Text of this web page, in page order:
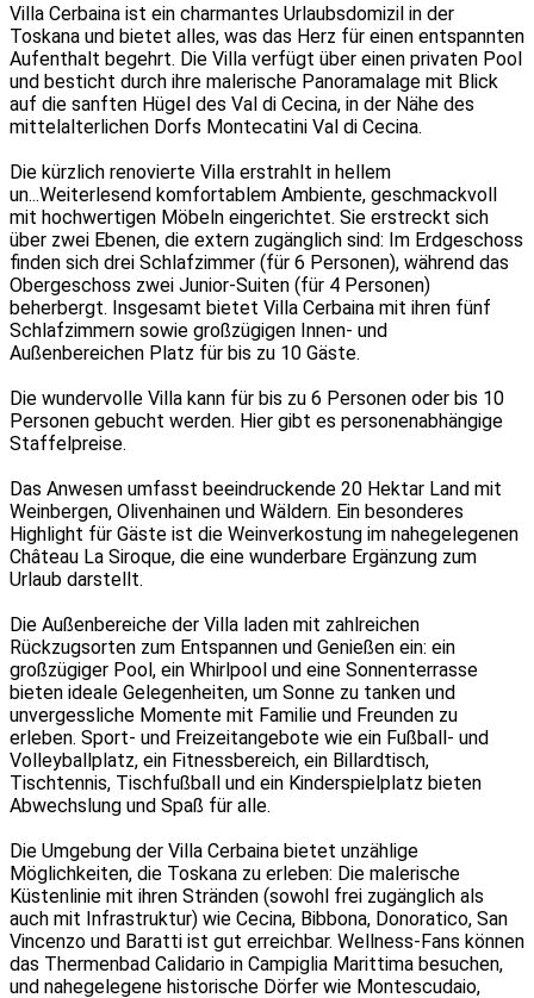
Villa Cerbaina ist ein charmantes Urlaubsdomizil in der
Toskana und bietet alles, was das Herz für einen entspannten
Aufenthalt begehrt. Die Villa verfügt über einen privaten Pool
und besticht durch ihre malerische Panoramalage mit Blick
auf die sanften Hügel des Val di Cecina, in der Nähe des
mittelalterlichen Dorfs Montecatini Val di Cecina.
Die kürzlich renovierte Villa erstrahlt in hellem
un...Weiterlesend komfortablem Ambiente, geschmackvoll
mit hochwertigen Möbeln eingerichtet. Sie erstreckt sich
über zwei Ebenen, die extern zugänglich sind: Im Erdgeschoss
finden sich drei Schlafzimmer (für 6 Personen), während das
Obergeschoss zwei Junior-Suiten (für 4 Personen)
beherbergt. Insgesamt bietet Villa Cerbaina mit ihren fünf
Schlafzimmern sowie großzügigen Innen- und
Außenbereichen Platz für bis zu 10 Gäste.
Die wundervolle Villa kann für bis zu 6 Personen oder bis 10
Personen gebucht werden. Hier gibt es personenabhängige
Staffelpreise.
Das Anwesen umfasst beeindruckende 20 Hektar Land mit
Weinbergen, Olivenhainen und Wäldern. Ein besonderes
Highlight für Gäste ist die Weinverkostung im nahegelegenen
Château La Siroque, die eine wunderbare Ergänzung zum
Urlaub darstellt.
Die Außenbereiche der Villa laden mit zahlreichen
Rückzugsorten zum Entspannen und Genießen ein: ein
großzügiger Pool, ein Whirlpool und eine Sonnenterrasse
bieten ideale Gelegenheiten, um Sonne zu tanken und
unvergessliche Momente mit Familie und Freunden zu
erleben. Sport- und Freizeitangebote wie ein Fußball- und
Volleyballplatz, ein Fitnessbereich, ein Billardtisch,
Tischtennis, Tischfußball und ein Kinderspielplatz bieten
Abwechslung und Spaß für alle.
Die Umgebung der Villa Cerbaina bietet unzählige
Möglichkeiten, die Toskana zu erleben: Die malerische
Küstenlinie mit ihren Stränden (sowohl frei zugänglich als
auch mit Infrastruktur) wie Cecina, Bibbona, Donoratico, San
Vincenzo und Baratti ist gut erreichbar. Wellness-Fans können
das Thermenbad Calidario in Campiglia Marittima besuchen,
und nahegelegene historische Dörfer wie Montescudaio,